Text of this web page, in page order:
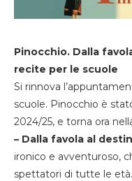
Pinocchio. Dalla
recite per le scuole
Si rinnova
scuole. Pinocchio è
2024/25, e torna ora
– Dalla favola al
ironico e avventuroso,
spettatori di tutte le